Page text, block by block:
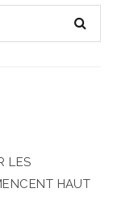
LES
HAUT